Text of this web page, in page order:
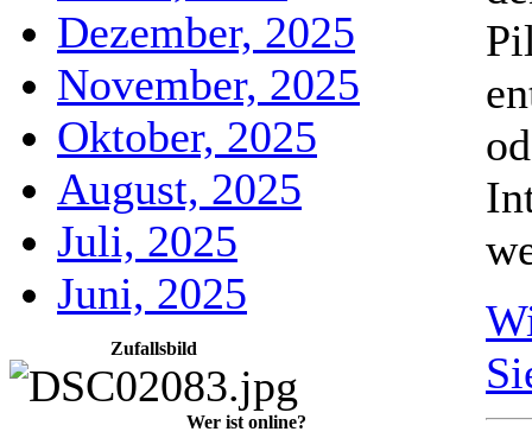
Dezember, 2025
November, 2025
Oktober, 2025
August, 2025
Juli, 2025
Juni, 2025
Zufallsbild
Wer ist online?